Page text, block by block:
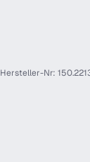
Hersteller-Nr: